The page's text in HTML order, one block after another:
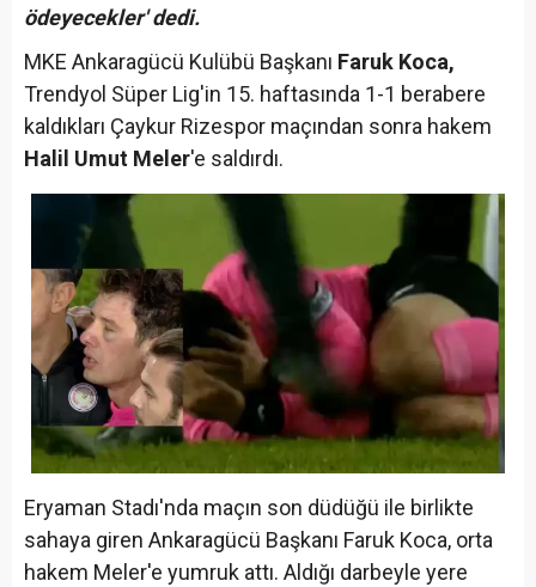
ödeyecekler' dedi.
MKE Ankaragücü Kulübü Başkanı Faruk Koca,
Trendyol Süper Lig'in 15. haftasında 1-1 berabere
kaldıkları Çaykur Rizespor maçından sonra hakem
Halil Umut Meler'e saldırdı.
Eryaman Stadı'nda maçın son düdüğü ile birlikte
sahaya giren Ankaragücü Başkanı Faruk Koca, orta
hakem Meler'e yumruk attı. Aldığı darbeyle yere